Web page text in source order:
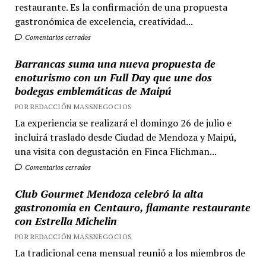
restaurante. Es la confirmación de una propuesta
gastronómica de excelencia, creatividad...
Comentarios cerrados
Barrancas suma una nueva propuesta de
enoturismo con un Full Day que une dos
bodegas emblemáticas de Maipú
POR REDACCIÓN MASSNEGOCIOS
La experiencia se realizará el domingo 26 de julio e
incluirá traslado desde Ciudad de Mendoza y Maipú,
una visita con degustación en Finca Flichman...
Comentarios cerrados
Club Gourmet Mendoza celebró la alta
gastronomía en Centauro, flamante restaurante
con Estrella Michelin
POR REDACCIÓN MASSNEGOCIOS
La tradicional cena mensual reunió a los miembros de